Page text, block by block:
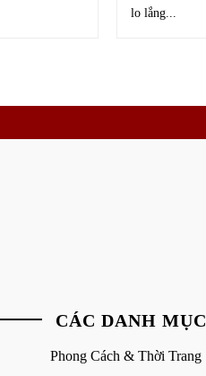
lo lắng...
CÁC DANH MỤC
Phong Cách & Thời Trang